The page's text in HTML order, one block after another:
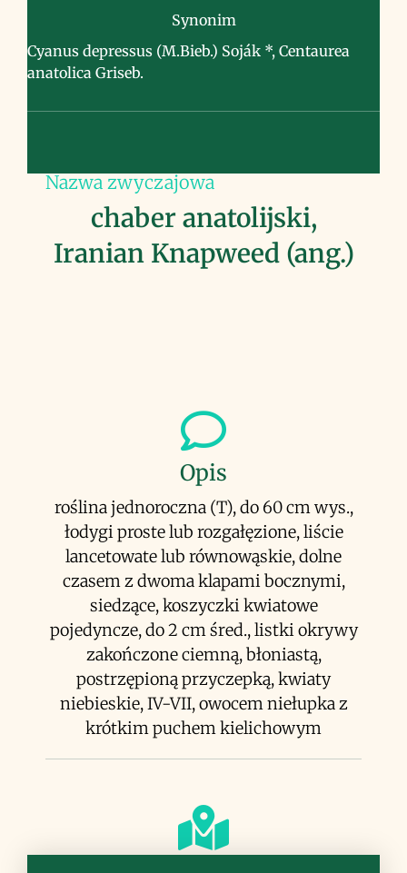
Synonim
Cyanus depressus (M.Bieb.) Soják *, Centaurea
anatolica Griseb.
Nazwa zwyczajowa
chaber anatolijski,
Iranian Knapweed (ang.)
Opis
roślina jednoroczna (T), do 60 cm wys.,
łodygi proste lub rozgałęzione, liście
lancetowate lub równowąskie, dolne
czasem z dwoma klapami bocznymi,
siedzące, koszyczki kwiatowe
pojedyncze, do 2 cm śred., listki okrywy
zakończone ciemną, błoniastą,
postrzępioną przyczepką, kwiaty
niebieskie, IV-VII, owocem niełupka z
krótkim puchem kielichowym